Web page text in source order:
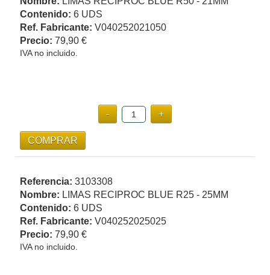
Contenido: 6 UDS
Ref. Fabricante: V040252021050
Precio: 79,90 €
IVA no incluido.
Referencia: 3103308
Nombre: LIMAS RECIPROC BLUE R25 - 25MM
Contenido: 6 UDS
Ref. Fabricante: V040252025025
Precio: 79,90 €
IVA no incluido.